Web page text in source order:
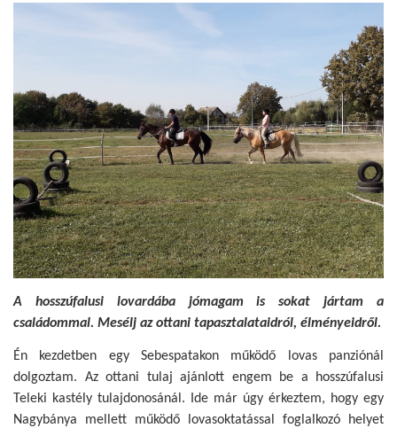
A hosszúfalusi lovardába jómagam is sokat jártam a
családommal. Mesélj az ottani tapasztalataidról, élményeidről.
Én kezdetben egy Sebespatakon működő lovas panziónál
dolgoztam. Az ottani tulaj ajánlott engem be a hosszúfalusi
Teleki kastély tulajdonosánál. Ide már úgy érkeztem, hogy egy
Nagybánya mellett működő lovasoktatással foglalkozó helyet